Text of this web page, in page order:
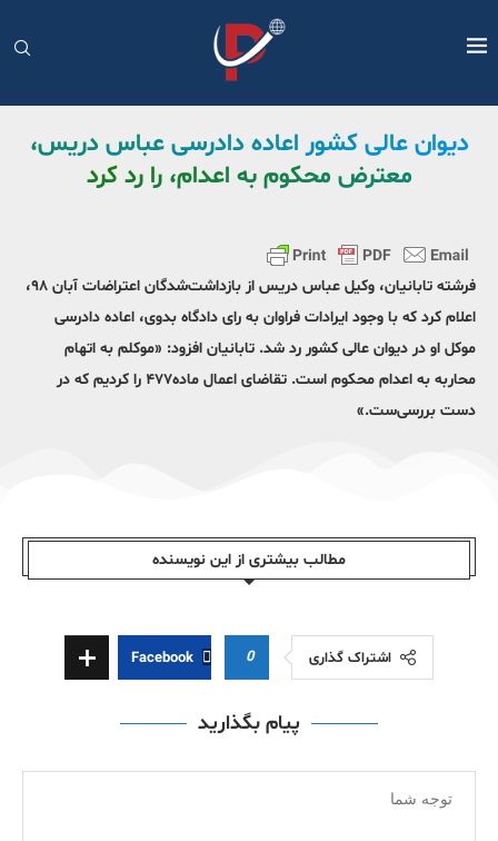
دیوان عالی کشور اعاده دادرسی عباس دریس،
معترض محکوم به اعدام، را رد کرد
فرشته تابانیان، وکیل عباس دریس از بازداشت‌شدگان اعتراضات آبان ۹۸،
اعلام کرد که با وجود ایرادات فراوان به رای دادگاه بدوی، اعاده دادرسی
موکل او در دیوان عالی کشور رد شد. تابانیان افزود: «موکلم به اتهام
محاربه به اعدام محکوم است. تقاضای اعمال ماده۴۷۷ را کردیم که در
دست بررسی‌ست.»
مطالب بیشتری از این نویسندە
اشتراک گذاری 0
Facebook
پیام بگذارید